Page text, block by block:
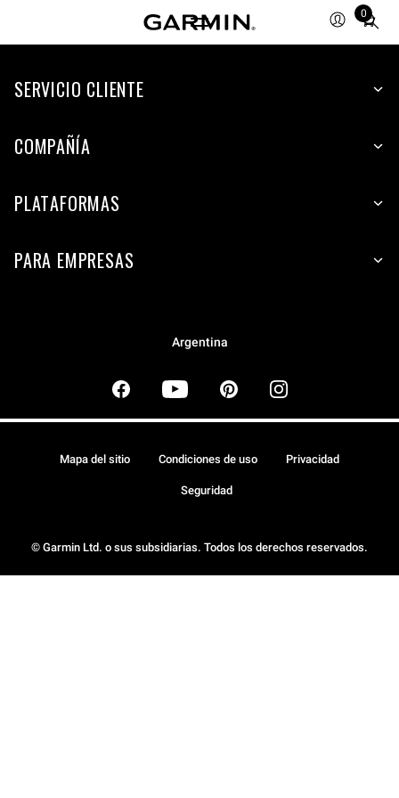
0
Total
items
cart:
SERVICIO CLIENTE
COMPAÑÍA
PLATAFORMAS
PARA EMPRESAS
Argentina
© Garmin Ltd. o sus subsidiarias. Todos los derechos reservados.
Mapa del sitio Condiciones de uso Privacidad
Seguridad